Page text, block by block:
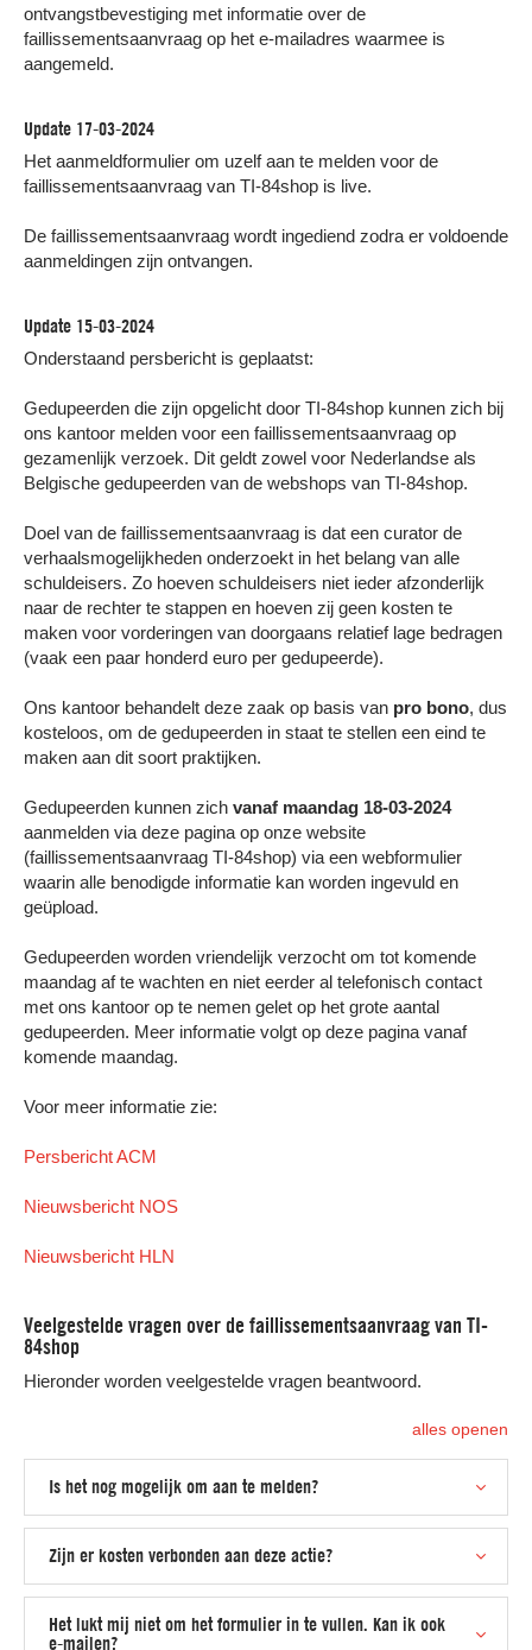
ontvangstbevestiging met informatie over de
faillissementsaanvraag op het e-mailadres waarmee is
aangemeld.
Update 17-03-2024
Het aanmeldformulier om uzelf aan te melden voor de
faillissementsaanvraag van TI-84shop is live.
De faillissementsaanvraag wordt ingediend zodra er voldoende
aanmeldingen zijn ontvangen.
Update 15-03-2024
Onderstaand persbericht is geplaatst:
Gedupeerden die zijn opgelicht door TI-84shop kunnen zich bij
ons kantoor melden voor een faillissementsaanvraag op
gezamenlijk verzoek. Dit geldt zowel voor Nederlandse als
Belgische gedupeerden van de webshops van TI-84shop.
Doel van de faillissementsaanvraag is dat een curator de
verhaalsmogelijkheden onderzoekt in het belang van alle
schuldeisers. Zo hoeven schuldeisers niet ieder afzonderlijk
naar de rechter te stappen en hoeven zij geen kosten te
maken voor vorderingen van doorgaans relatief lage bedragen
(vaak een paar honderd euro per gedupeerde).
Ons kantoor behandelt deze zaak op basis van pro bono, dus
kosteloos, om de gedupeerden in staat te stellen een eind te
maken aan dit soort praktijken.
Gedupeerden kunnen zich vanaf maandag 18-03-2024
aanmelden via deze pagina op onze website
(faillissementsaanvraag TI-84shop) via een webformulier
waarin alle benodigde informatie kan worden ingevuld en
geüpload.
Gedupeerden worden vriendelijk verzocht om tot komende
maandag af te wachten en niet eerder al telefonisch contact
met ons kantoor op te nemen gelet op het grote aantal
gedupeerden. Meer informatie volgt op deze pagina vanaf
komende maandag.
Voor meer informatie zie:
Persbericht ACM
Nieuwsbericht NOS
Nieuwsbericht HLN
Veelgestelde vragen over de faillissementsaanvraag van TI-
84shop
Hieronder worden veelgestelde vragen beantwoord.
alles openen
Is het nog mogelijk om aan te melden?
Zijn er kosten verbonden aan deze actie?
Het lukt mij niet om het formulier in te vullen. Kan ik ook
e-mailen?